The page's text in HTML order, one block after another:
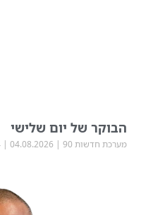
הבוקר של יום שלישי
מערכת חדשות 90